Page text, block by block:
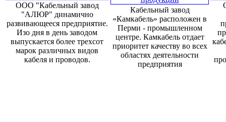
ООО "Кабельный завод
"АЛЮР" динамично
развивающееся предприятие.
Изо дня в день заводом
выпускается более трехсот
марок различных видов
кабеля и проводов.
Кабельный завод
«Камкабель» расположен в
Перми - промышленном
центре. Камкабель отдает
приоритет качеству во всех
областях деятельности
предприятия